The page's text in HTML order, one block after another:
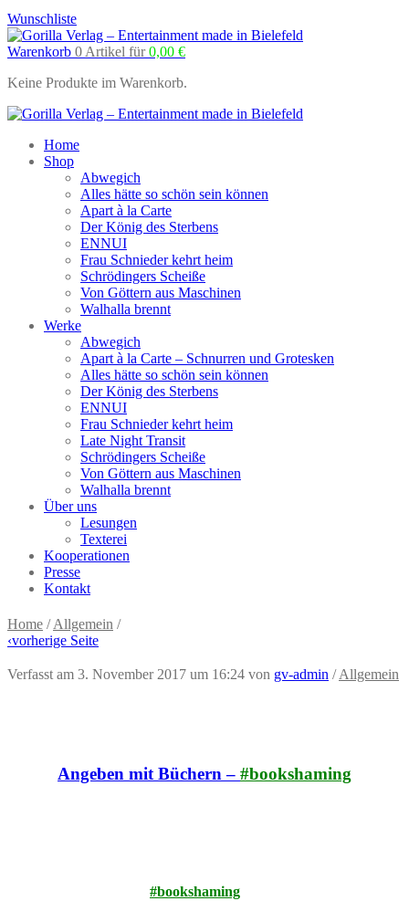
Wunschliste
Warenkorb 0 Artikel für 0,00 €
Keine Produkte im Warenkorb.
Home
Shop
Abwegich
Alles hätte so schön sein können
Apart à la Carte
Der König des Sterbens
ENNUI
Frau Schnieder kehrt heim
Schrödingers Scheiße
Von Göttern aus Maschinen
Walhalla brennt
Werke
Abwegich
Apart à la Carte – Schnurren und Grotesken
Alles hätte so schön sein können
Der König des Sterbens
ENNUI
Frau Schnieder kehrt heim
Late Night Transit
Schrödingers Scheiße
Von Göttern aus Maschinen
Walhalla brennt
Über uns
Lesungen
Texterei
Kooperationen
Presse
Kontakt
Home /Allgemein /
‹vorherige Seite
Verfasst am 3. November 2017 um 16:24 von gv-admin /Allgemein
Angeben mit Büchern – #bookshaming
#bookshaming